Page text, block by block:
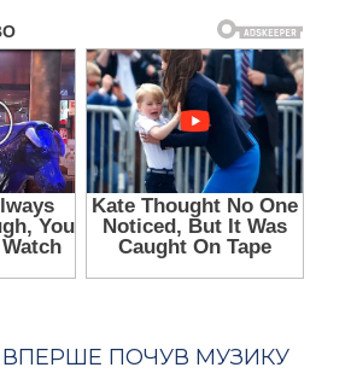
ВПЕРШЕ ПОЧУВ МУЗИКУ